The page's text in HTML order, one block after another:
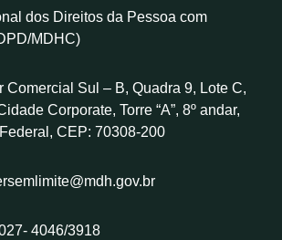
dos Direitos da Pessoa com
MDHC)
Comercial Sul – B, Quadra 9, Lote C,
Corporate, Torre “A”, 8º andar,
CEP: 70308-200
4046/3918